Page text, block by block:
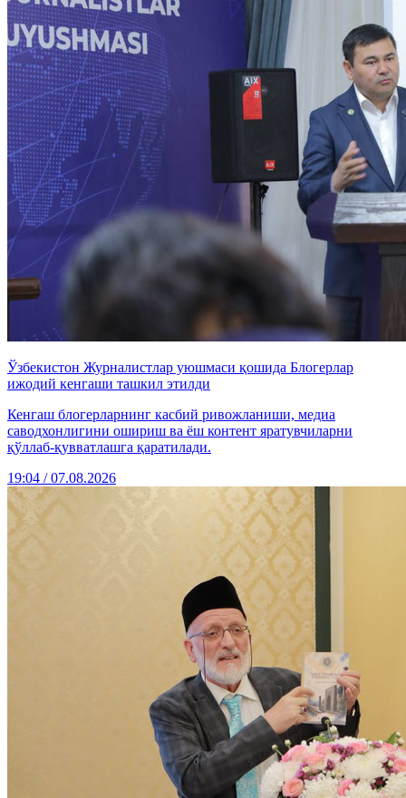
Ўзбекистон Журналистлар уюшмаси қошида Блогерлар
ижодий кенгаши ташкил этилди
Кенгаш блогерларнинг касбий ривожланиши, медиа
саводхонлигини ошириш ва ёш контент яратувчиларни
қўллаб-қувватлашга қаратилади.
19:04 / 07.08.2026